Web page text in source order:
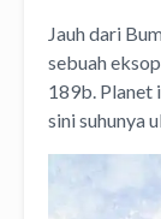
Jauh dari
sebuah
189b. Planet
sini suhunya